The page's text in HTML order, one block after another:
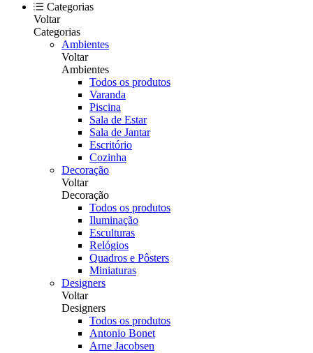
Categorias
Voltar
Categorias
Ambientes
Voltar
Ambientes
Todos os produtos
Varanda
Piscina
Sala de Estar
Sala de Jantar
Escritório
Cozinha
Decoração
Voltar
Decoração
Todos os produtos
Iluminação
Esculturas
Relógios
Quadros e Pôsters
Miniaturas
Designers
Voltar
Designers
Todos os produtos
Antonio Bonet
Arne Jacobsen